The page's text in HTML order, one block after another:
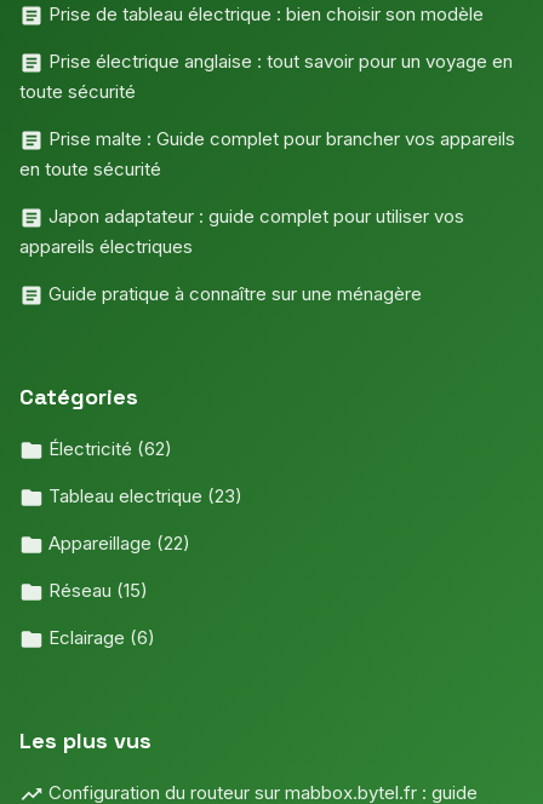
Prise de tableau électrique : bien choisir son modèle
Prise électrique anglaise : tout savoir pour un voyage en
toute sécurité
Prise malte : Guide complet pour brancher vos appareils
en toute sécurité
Japon adaptateur : guide complet pour utiliser vos
appareils électriques
Guide pratique à connaître sur une ménagère
Catégories
Électricité (62)
Tableau electrique (23)
Appareillage (22)
Réseau (15)
Eclairage (6)
Les plus vus
Configuration du routeur sur mabbox.bytel.fr : guide